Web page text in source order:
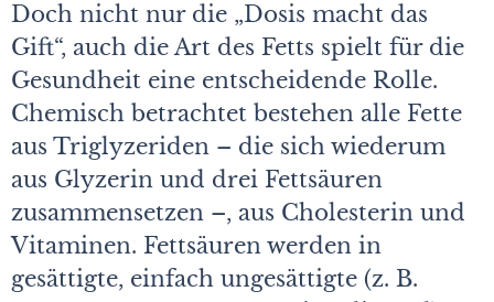
Doch nicht nur die „Dosis macht das
Gift“, auch die Art des Fetts spielt für die
Gesundheit eine entscheidende Rolle.
Chemisch betrachtet bestehen alle Fette
aus Triglyzeriden – die sich wiederum
aus Glyzerin und drei Fettsäuren
zusammensetzen –, aus Cholesterin und
Vitaminen. Fettsäuren werden in
gesättigte, einfach ungesättigte (z. B.